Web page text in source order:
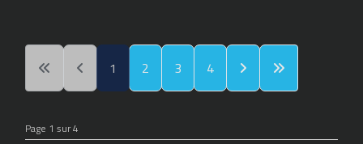
1 2 3 4
Page 1 sur 4